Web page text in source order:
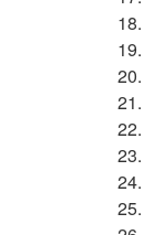
18.
19.
20.
21.
22.
23.
24.
25.